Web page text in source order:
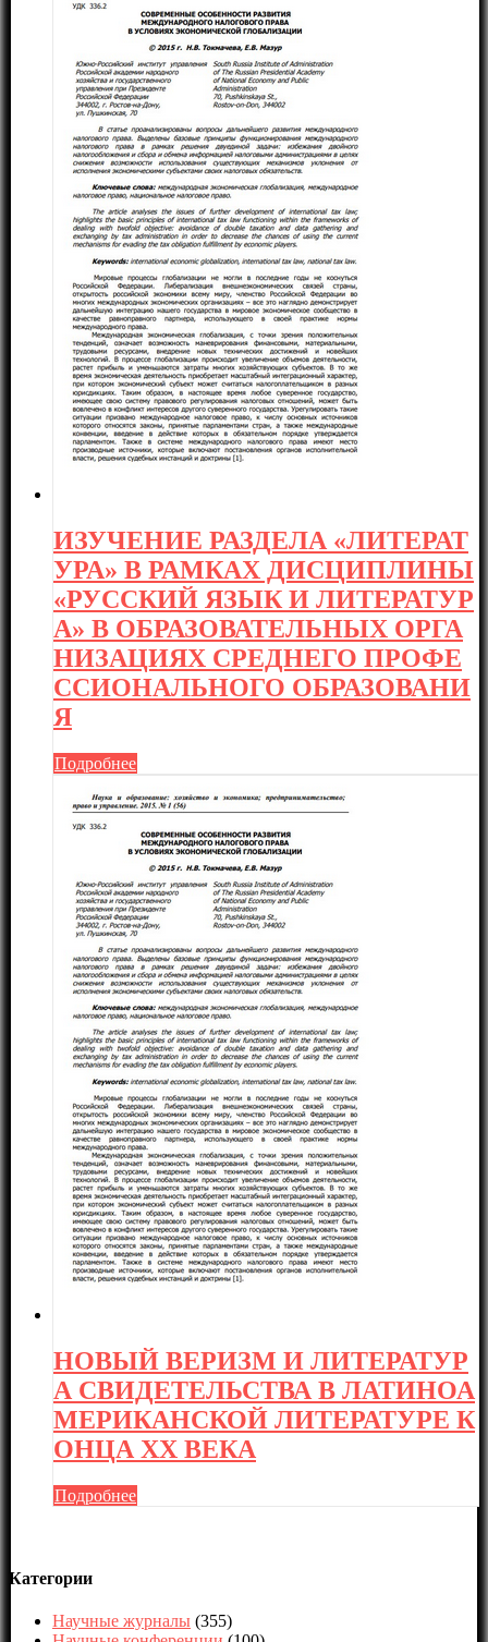
ИЗУЧЕНИЕ РАЗДЕЛА «ЛИТЕРАТ
УРА» В РАМКАХ ДИСЦИПЛИНЫ
«РУССКИЙ ЯЗЫК И ЛИТЕРАТУР
А» В ОБРАЗОВАТЕЛЬНЫХ ОРГА
НИЗАЦИЯХ СРЕДНЕГО ПРОФЕ
ССИОНАЛЬНОГО ОБРАЗОВАНИ
Я
Подробнее
НОВЫЙ ВЕРИЗМ И ЛИТЕРАТУР
А СВИДЕТЕЛЬСТВА В ЛАТИНОА
МЕРИКАНСКОЙ ЛИТЕРАТУРЕ К
ОНЦА ХХ ВЕКА
Подробнее
Категории
Научные журналы (355)